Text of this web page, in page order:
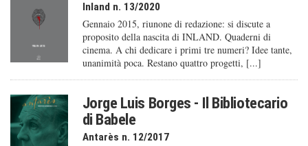
Inland n. 13/2020
Gennaio 2015, riunone di redazione: si discute a
proposito della nascita di INLAND. Quaderni di
cinema. A chi dedicare i primi tre numeri? Idee tante,
unanimità poca. Restano quattro progetti, [...]
Jorge Luis Borges - Il Bibliotecario
di Babele
Antarès n. 12/2017